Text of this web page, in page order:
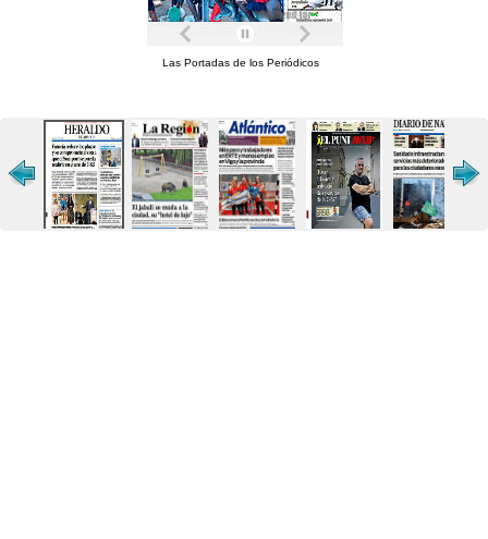
Las Portadas de los Periódicos